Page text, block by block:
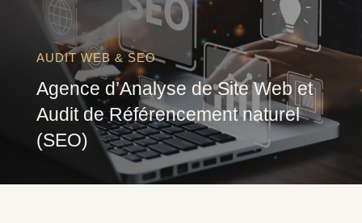
AUDIT WEB & SEO
Agence d’Analyse de Site Web et
Audit de Référencement naturel
(SEO)